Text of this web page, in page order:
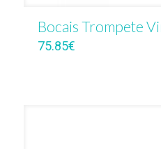
Bocais Trompete
75.85€